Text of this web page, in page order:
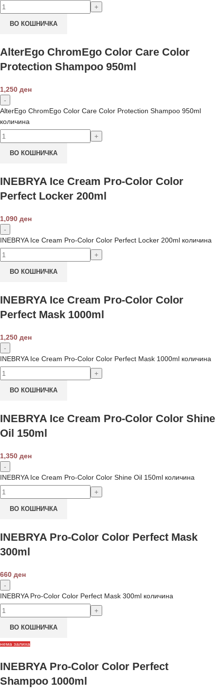
ВО КОШНИЧКА
AlterEgo ChromEgo Color Care Color
Protection Shampoo 950ml
1,250 ден
AlterEgo ChromEgo Color Care Color Protection Shampoo 950ml
количина
ВО КОШНИЧКА
INEBRYA Ice Cream Pro-Color Color
Perfect Locker 200ml
1,090 ден
INEBRYA Ice Cream Pro-Color Color Perfect Locker 200ml количина
ВО КОШНИЧКА
INEBRYA Ice Cream Pro-Color Color
Perfect Mask 1000ml
1,250 ден
INEBRYA Ice Cream Pro-Color Color Perfect Mask 1000ml количина
ВО КОШНИЧКА
INEBRYA Ice Cream Pro-Color Color Shine
Oil 150ml
1,350 ден
INEBRYA Ice Cream Pro-Color Color Shine Oil 150ml количина
ВО КОШНИЧКА
INEBRYA Pro-Color Color Perfect Mask
300ml
660 ден
INEBRYA Pro-Color Color Perfect Mask 300ml количина
ВО КОШНИЧКА
нема залиха
INEBRYA Pro-Color Color Perfect
Shampoo 1000ml